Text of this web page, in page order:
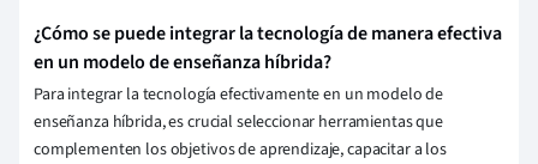
¿Cómo se puede integrar la tecnología de manera efectiva
en un modelo de enseñanza híbrida?
Para integrar la tecnología efectivamente en un modelo de
enseñanza híbrida, es crucial seleccionar herramientas que
complementen los objetivos de aprendizaje, capacitar a los